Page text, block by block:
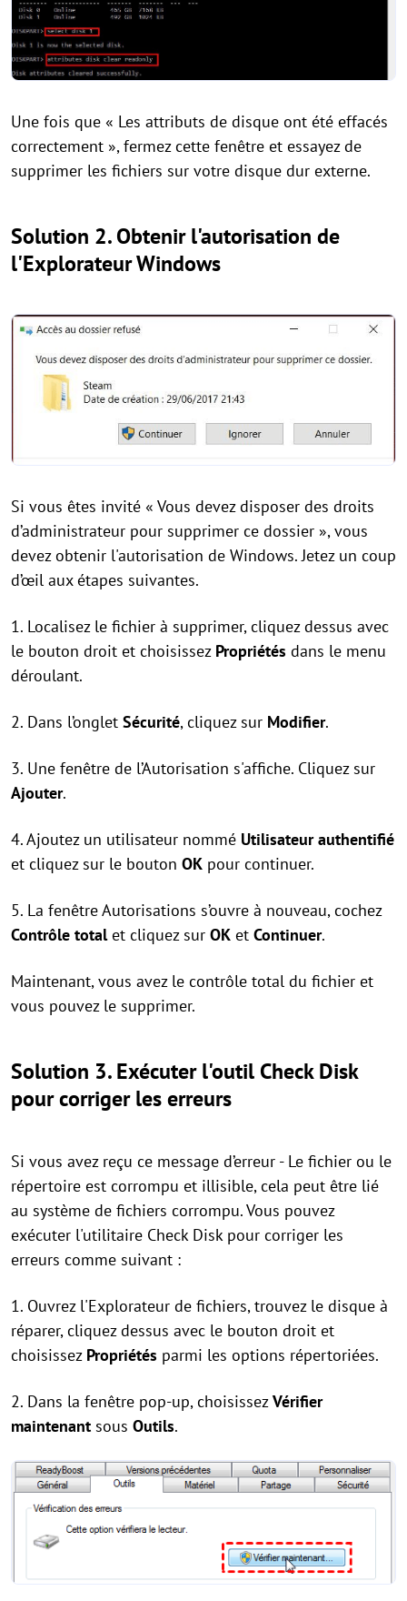
Une fois que « Les attributs de disque ont été effacés
correctement », fermez cette fenêtre et essayez de
supprimer les fichiers sur votre disque dur externe.
Solution 2. Obtenir l'autorisation de
l'Explorateur Windows
Si vous êtes invité « Vous devez disposer des droits
d’administrateur pour supprimer ce dossier », vous
devez obtenir l'autorisation de Windows. Jetez un coup
d’œil aux étapes suivantes.
1. Localisez le fichier à supprimer, cliquez dessus avec
le bouton droit et choisissez Propriétés dans le menu
déroulant.
2. Dans l’onglet Sécurité, cliquez sur Modifier.
3. Une fenêtre de l’Autorisation s'affiche. Cliquez sur
Ajouter.
4. Ajoutez un utilisateur nommé Utilisateur authentifié
et cliquez sur le bouton OK pour continuer.
5. La fenêtre Autorisations s’ouvre à nouveau, cochez
Contrôle totalet cliquez sur OK et Continuer.
Maintenant, vous avez le contrôle total du fichier et
vous pouvez le supprimer.
Solution 3. Exécuter l'outil Check Disk
pour corriger les erreurs
Si vous avez reçu ce message d’erreur - Le fichier ou le
répertoire est corrompu et illisible, cela peut être lié
au système de fichiers corrompu. Vous pouvez
exécuter l'utilitaire Check Disk pour corriger les
erreurs comme suivant :
1. Ouvrez l'Explorateur de fichiers, trouvez le disque à
réparer, cliquez dessus avec le bouton droit et
choisissez Propriétés parmi les options répertoriées.
2. Dans la fenêtre pop-up, choisissezVérifier
maintenant sous Outils.